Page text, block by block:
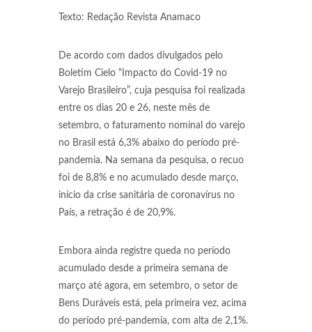
Texto: Redação Revista Anamaco
De acordo com dados divulgados pelo
Boletim Cielo “Impacto do Covid-19 no
Varejo Brasileiro”, cuja pesquisa foi realizada
entre os dias 20 e 26, neste mês de
setembro, o faturamento nominal do varejo
no Brasil está 6,3% abaixo do período pré-
pandemia. Na semana da pesquisa, o recuo
foi de 8,8% e no acumulado desde março,
início da crise sanitária de coronavírus no
País, a retração é de 20,9%.
Embora ainda registre queda no período
acumulado desde a primeira semana de
março até agora, em setembro, o setor de
Bens Duráveis está, pela primeira vez, acima
do período pré-pandemia, com alta de 2,1%.